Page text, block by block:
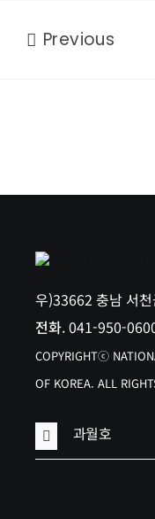
Previous
우)33662 충남 서
전화. 041-950-
COPYRIGHTⓒ
OF KOREA. ALL
과월호